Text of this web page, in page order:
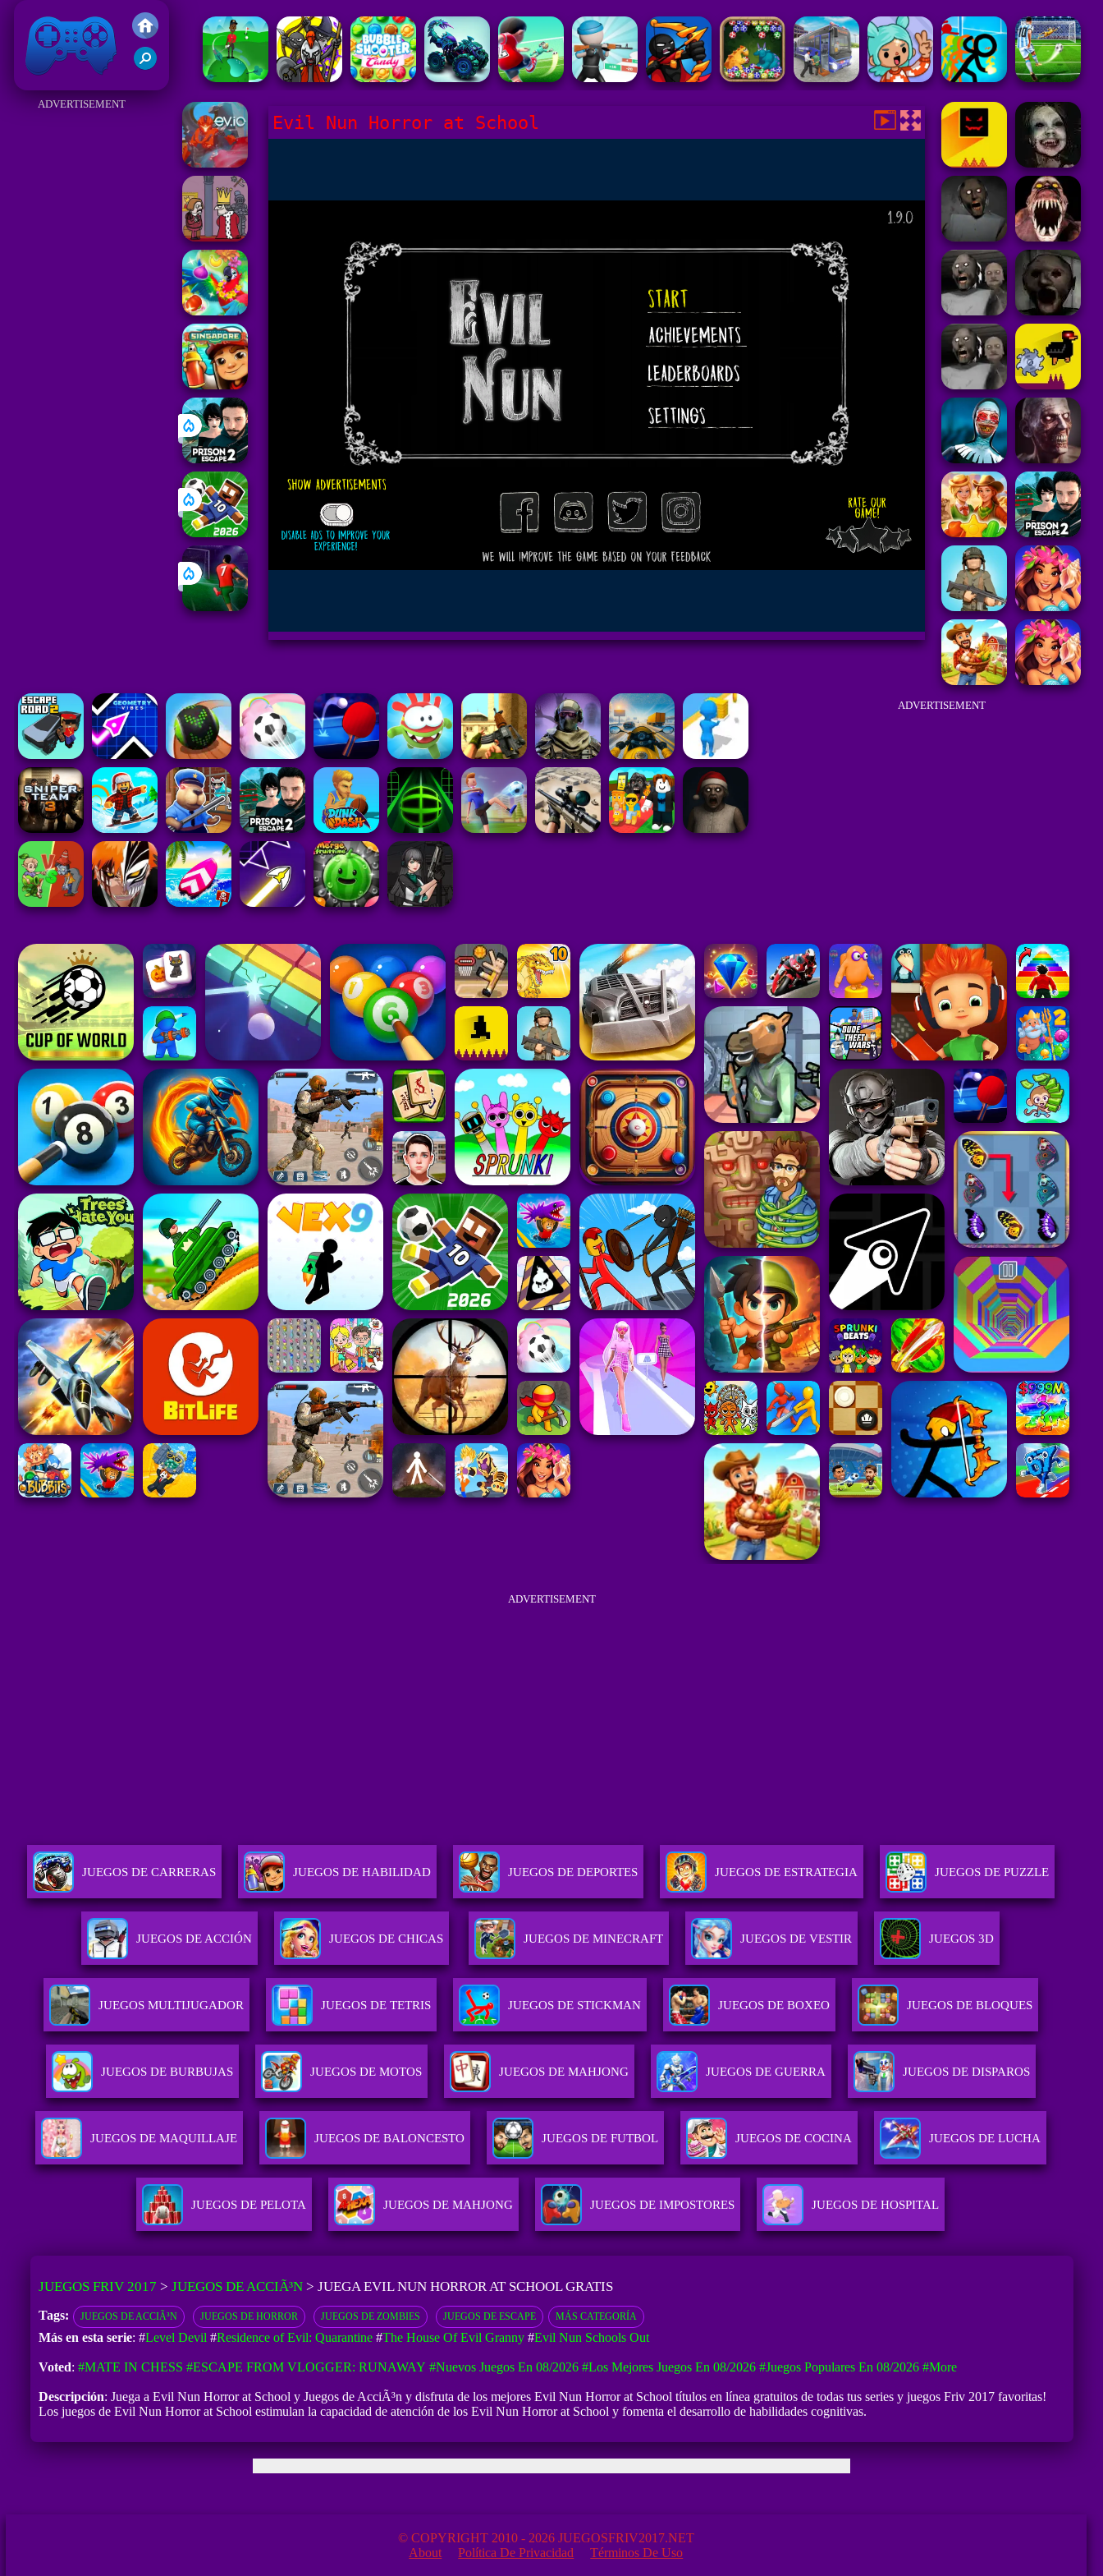
Juegos Friv 2017
ADVERTISEMENT
Evil Nun Horror at School
ADVERTISEMENT
ADVERTISEMENT
JUEGOS DE CARRERAS JUEGOS DE HABILIDAD JUEGOS DE DEPORTES JUEGOS DE ESTRATEGIA JUEGOS DE PUZZLE
JUEGOS DE ACCIÓN JUEGOS DE CHICAS JUEGOS DE MINECRAFT JUEGOS DE VESTIR JUEGOS 3D
JUEGOS MULTIJUGADOR JUEGOS DE TETRIS JUEGOS DE STICKMAN JUEGOS DE BOXEO JUEGOS DE BLOQUES
JUEGOS DE BURBUJAS JUEGOS DE MOTOS JUEGOS DE MAHJONG JUEGOS DE GUERRA JUEGOS DE DISPAROS
JUEGOS DE MAQUILLAJE JUEGOS DE BALONCESTO JUEGOS DE FUTBOL JUEGOS DE COCINA JUEGOS DE LUCHA
JUEGOS DE PELOTA JUEGOS DE MAHJONG JUEGOS DE IMPOSTORES JUEGOS DE HOSPITAL
JUEGOS FRIV 2017 > JUEGOS DE ACCIÃ³N> JUEGA EVIL NUN HORROR AT SCHOOL GRATIS
Tags: JUEGOS DE ACCIÃ³N JUEGOS DE HORROR JUEGOS DE ZOMBIES JUEGOS DE ESCAPE MÁS CATEGORÍA
Más en esta serie: #Level Devil #Residence of Evil: Quarantine#The House Of Evil Granny#Evil Nun Schools Out
Voted: #MATE IN CHESS #ESCAPE FROM VLOGGER: RUNAWAY #Nuevos Juegos En 08/2026 #Los Mejores Juegos En 08/2026 #Juegos Populares En 08/2026 #more
Descripción: Juega a Evil Nun Horror at School y Juegos de AcciÃ³n y disfruta de los mejores Evil Nun Horror at School títulos en línea gratuitos de todas tus series y juegos Friv 2017 favoritas!
Los juegos de Evil Nun Horror at School estimulan la capacidad de atención de los Evil Nun Horror at School y fomenta el desarrollo de habilidades cognitivas.
© COPYRIGHT 2010 - 2026 JUEGOSFRIV2017.NET
About
Política De Privacidad Términos De Uso